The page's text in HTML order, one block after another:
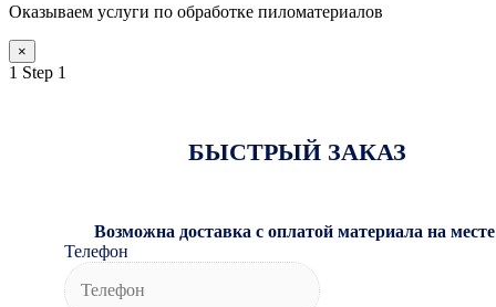
Оказываем услуги по обработке пиломатериалов
×
1 Step 1
БЫСТРЫЙ ЗАКАЗ
Возможна доставка с оплатой материала на
Телефон